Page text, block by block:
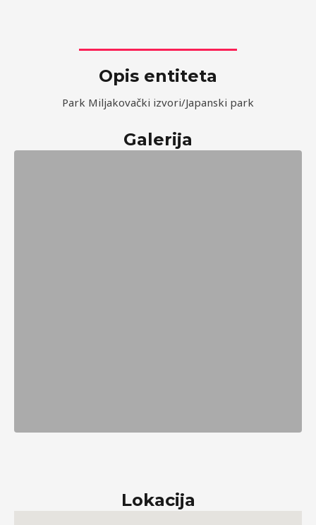
Opis entiteta
Park Miljakovački izvori/Japanski park
Galerija
Lokacija